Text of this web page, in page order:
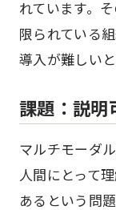
れています。
限られている
導入が難しい
課題：説明
マルチモーダ
人間にとって
あるという問